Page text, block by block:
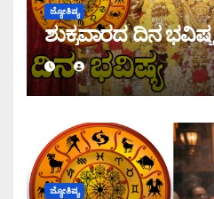
ಜ್ಯೋತಿಷ್ಯ
ಶುಕ್ರವಾರದ ದಿನ ಭವಿಷ್ಯ
ಜ್ಯೋತಿಷ್ಯ